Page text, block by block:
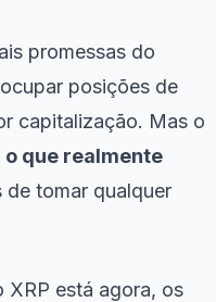
promessas do
posições de
capitalização. Mas o
o que realmente
de tomar qualquer
XRP está agora, os